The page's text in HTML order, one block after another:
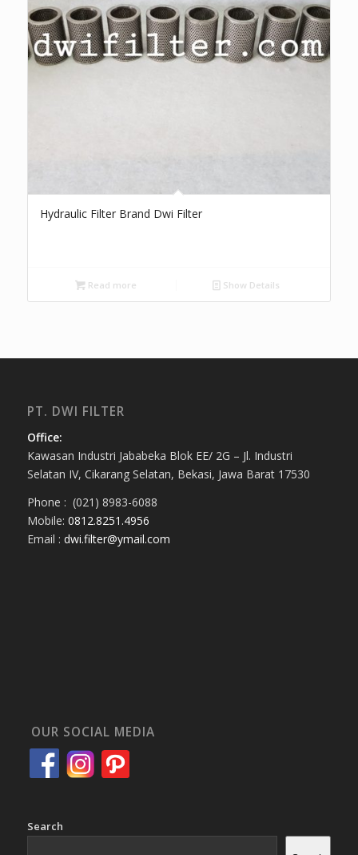
Hydraulic Filter Brand Dwi Filter
Read more Show Details
PT. DWI FILTER
Office:
Kawasan Industri Jababeka Blok EE/ 2G – Jl. Industri
Selatan IV, Cikarang Selatan, Bekasi, Jawa Barat 17530
Phone : (021) 8983-6088
Mobile: 0812.8251.4956
Email : dwi.filter@ymail.com
OUR SOCIAL MEDIA
Search